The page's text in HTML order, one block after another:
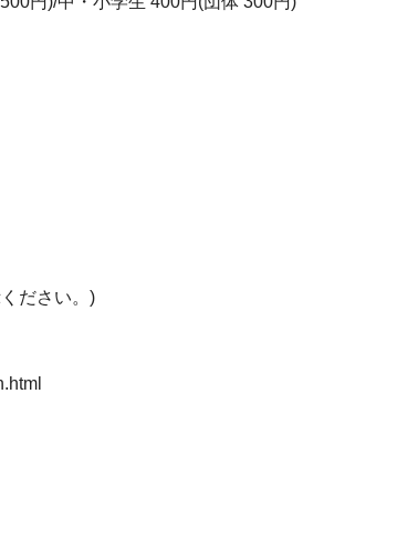
ださい。)